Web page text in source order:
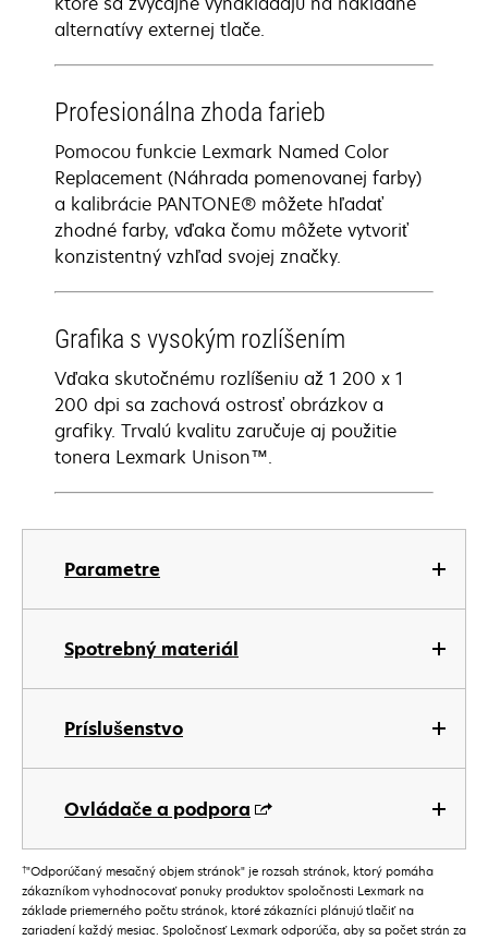
Parametre
Spotrebný materiál
Príslušenstvo
Ovládače a podpora
alternatívy externej tlače.
Profesionálna zhoda farieb
Pomocou funkcie Lexmark Named Color
Replacement (Náhrada pomenovanej farby)
a kalibrácie PANTONE® môžete hľadať
zhodné farby, vďaka čomu môžete vytvoriť
konzistentný vzhľad svojej značky.
Grafika s vysokým rozlíšením
Vďaka skutočnému rozlíšeniu až 1 200 x 1
200 dpi sa zachová ostrosť obrázkov a
grafiky. Trvalú kvalitu zaručuje aj použitie
tonera Lexmark Unison™.
†"Odporúčaný mesačný objem stránok" je rozsah stránok, ktorý pomáha
zákazníkom vyhodnocovať ponuky produktov spoločnosti Lexmark na
základe priemerného počtu stránok, ktoré zákazníci plánujú tlačiť na
zariadení každý mesiac. Spoločnosť Lexmark odporúča, aby sa počet strán za